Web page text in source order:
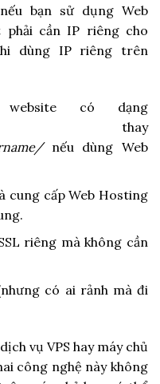
bạn sử dụng Web
cần IP riêng cho
dùng IP riêng trên
có dạng
nếu dùng Web
cung cấp Web Hosting
riêng mà không cần
có ai rảnh mà đi
vụ VPS hay máy chủ
công nghệ này không